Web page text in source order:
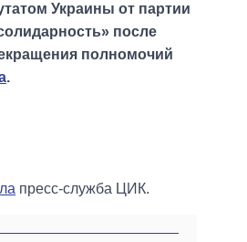
Украины от партии
после
полномочий
.
пресс-служба ЦИК.